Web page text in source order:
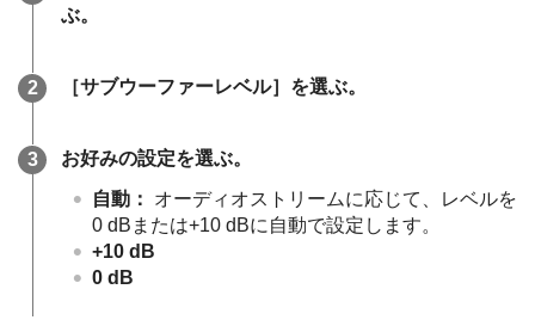
ぶ。
［サブウーファーレベル］を選ぶ。
お好みの設定を選ぶ。
自動 ：
オーディオストリームに応じて、レベルを
0 dBまたは+10 dBに自動で設定します。
+10 dB
0 dB